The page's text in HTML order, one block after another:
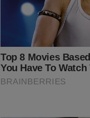
deles
“O que está
da Direita”,
“Votei na página
de votos, a
frente. Tenho